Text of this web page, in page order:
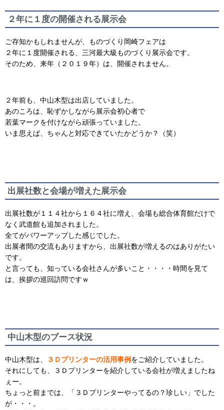
２年に１度の開催される展示会
ご存知かもしれませんが、ものづくり岡崎フェアは
２年に１度開催される、三河最大級ものづくり展示会です。
そのため、来年（２０１９年）は、開催されません。
２年前も、中山木型は出店していました。
あのころは、恥ずかしながら展示会初心者で
若葉マークを付けながら頑張っていました。
いま思えば、ちゃんと対応できていたかどうか？（笑）
出展社数と会場が増えた展示会
出展社数が１１４社から１６４社に増え、会場も総合体育館だけで
なく武道館も追加されました。
全てがパワーアップした感じでした。
出展者間の交流もありますから、出展社数が増えるのはありがたい
です。
と言っても、知っている会社さんが多いこと・・・・時間を見て
は、挨拶の巡回訪問ですｗ
中山木型のブース状況
中山木型は、 ３Ｄプリンターの活用事例をご紹介していました。
それにしても、３Ｄプリンターを紹介している会社が増えましたね
ぇー。
ちょっと前までは、「３Ｄプリンターやってるの？珍しい」でした
が・・・。